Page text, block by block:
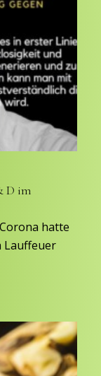
D im
hatte
Lauffeuer